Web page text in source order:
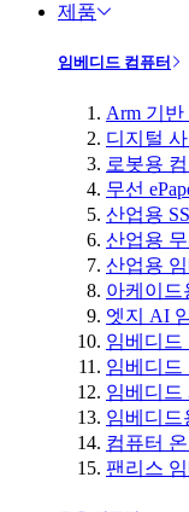
제품
임베디드 컴퓨터
Arm 기
디지털
로봇용
무선
산업용
산업용
산업용
아케이드
엣지 AI
임베디드
임베디드
임베디드
임베디드
컴퓨터
팬리스